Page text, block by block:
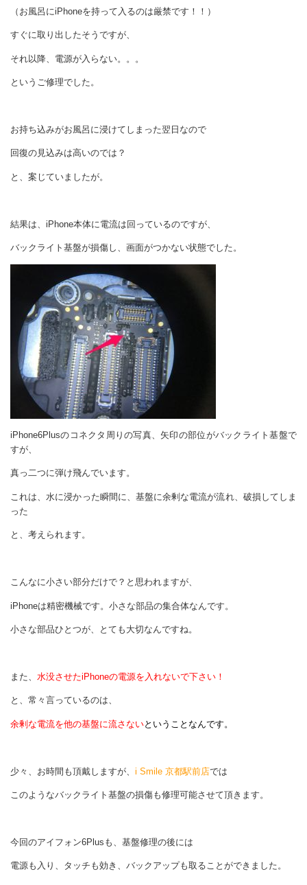
（お風呂にiPhoneを持って入るのは厳禁です！！）
すぐに取り出したそうですが、
それ以降、電源が入らない。。。
というご修理でした。
お持ち込みがお風呂に浸けてしまった翌日なので
回復の見込みは高いのでは？
と、案じていましたが。
結果は、iPhone本体に電流は回っているのですが、
バックライト基盤が損傷し、画面がつかない状態でした。
iPhone6Plusのコネクタ周りの写真、矢印の部位がバックライト基盤で
すが、
真っ二つに弾け飛んでいます。
これは、水に浸かった瞬間に、基盤に余剰な電流が流れ、破損してしま
った
と、考えられます。
こんなに小さい部分だけで？と思われますが、
iPhoneは精密機械です。小さな部品の集合体なんです。
小さな部品ひとつが、とても大切なんですね。
また、 水没させたiPhoneの電源を入れないで下さい！
と、常々言っているのは、
余剰な電流を他の基盤に流さないということなんです。
少々、お時間も頂戴しますが、 i Smile 京都駅前店では
このようなバックライト基盤の損傷も修理可能させて頂きます。
今回のアイフォン6Plusも、基盤修理の後には
電源も入り、タッチも効き、バックアップも取ることができました。